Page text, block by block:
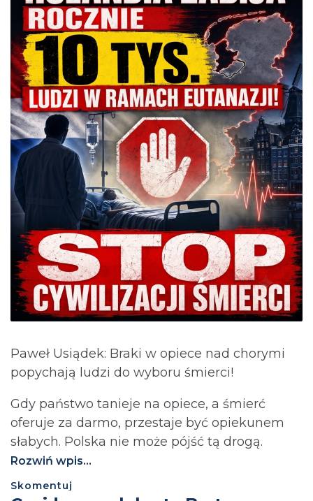
Paweł Usiądek: Braki w opiece nad chorymi
popychają ludzi do wyboru śmierci!
Gdy państwo tanieje na opiece, a śmierć
oferuje za darmo, przestaje być opiekunem
słabych. Polska nie może pójść tą drogą.⁩
Rozwiń wpis...
Skomentuj